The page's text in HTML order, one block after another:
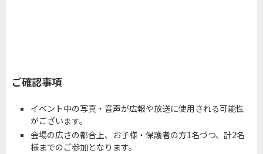
ご確認事項
イベント中の写真・音声が広報や放送に使用される可能性
がございます。
会場の広さの都合上、お子様・保護者の方1名づつ、計2名
様までのご参加となります。